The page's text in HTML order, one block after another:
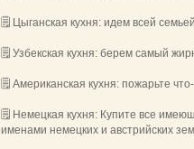
🗒 Цыганская кухня: идем всей
🗒 Узбекская кухня: берем самый
🗒 Американская кухня: пожарьте
🗒 Немецкая кухня: Купите все
именами немецких и австрийских